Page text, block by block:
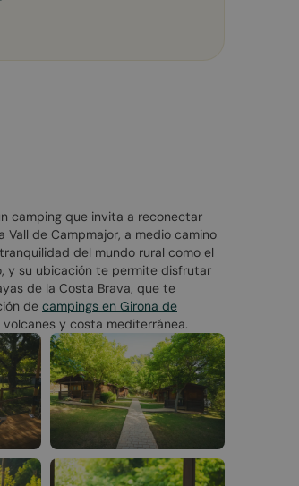
camping que invita a reconectar
de Campmajor, a medio camino
del mundo rural como el
y su ubicación te permite disfrutar
de la Costa Brava, que te
de campings en Girona de
y costa mediterránea.